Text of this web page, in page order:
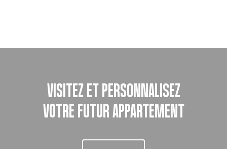
VISITEZ ET PERSONNALISEZ
VOTRE FUTUR APPARTEMENT